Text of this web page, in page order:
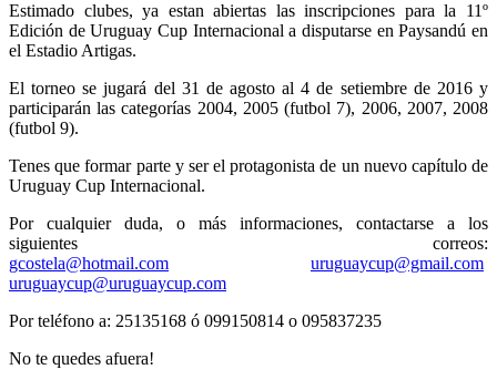
Estimado clubes, ya estan abiertas las inscripciones para la 11º
Edición de Uruguay Cup Internacional a disputarse en Paysandú en
el Estadio Artigas.
El torneo se jugará del 31 de agosto al 4 de setiembre de 2016 y
participarán las categorías 2004, 2005 (futbol 7), 2006, 2007, 2008
(futbol 9).
Tenes que formar parte y ser el protagonista de un nuevo capítulo de
Uruguay Cup Internacional.
Por cualquier duda, o más informaciones, contactarse a los
siguientes correos:
gcostela@hotmail.com
uruguaycup@gmail.com
uruguaycup@uruguaycup.com
Por teléfono a: 25135168 ó 099150814 o 095837235
No te quedes afuera!